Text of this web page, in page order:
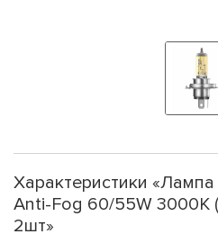
Характеристики
Anti-Fog 60/55W 3000K
2шт»